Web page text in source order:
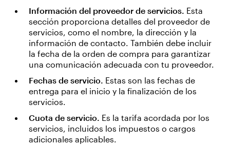
Información del proveedor de servicios. Esta
sección proporciona detalles del proveedor de
servicios, como el nombre, la dirección y la
información de contacto. También debe incluir
la fecha de la orden de compra para garantizar
una comunicación adecuada con tu proveedor.
Fechas de servicio. Estas son las fechas de
entrega para el inicio y la finalización de los
servicios.
Cuota de servicio. Es la tarifa acordada por los
servicios, incluidos los impuestos o cargos
adicionales aplicables.